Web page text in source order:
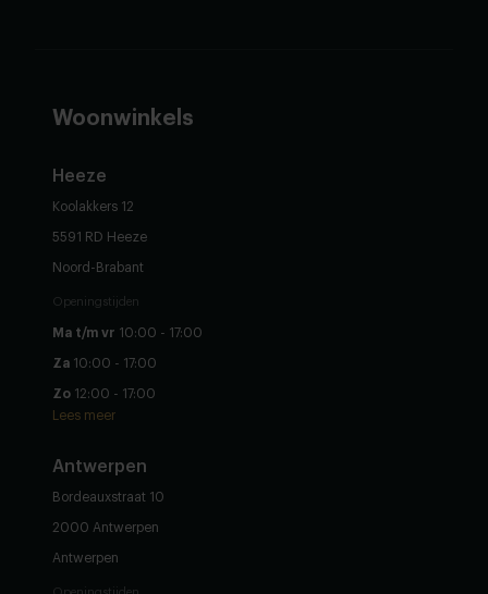
Woonwinkels
Heeze
Koolakkers 12
5591 RD Heeze
Noord-Brabant
Openingstijden
Ma t/m vr 10:00 - 17:00
Za 10:00 - 17:00
Zo 12:00 - 17:00
Lees meer
Antwerpen
Bordeauxstraat 10
2000 Antwerpen
Antwerpen